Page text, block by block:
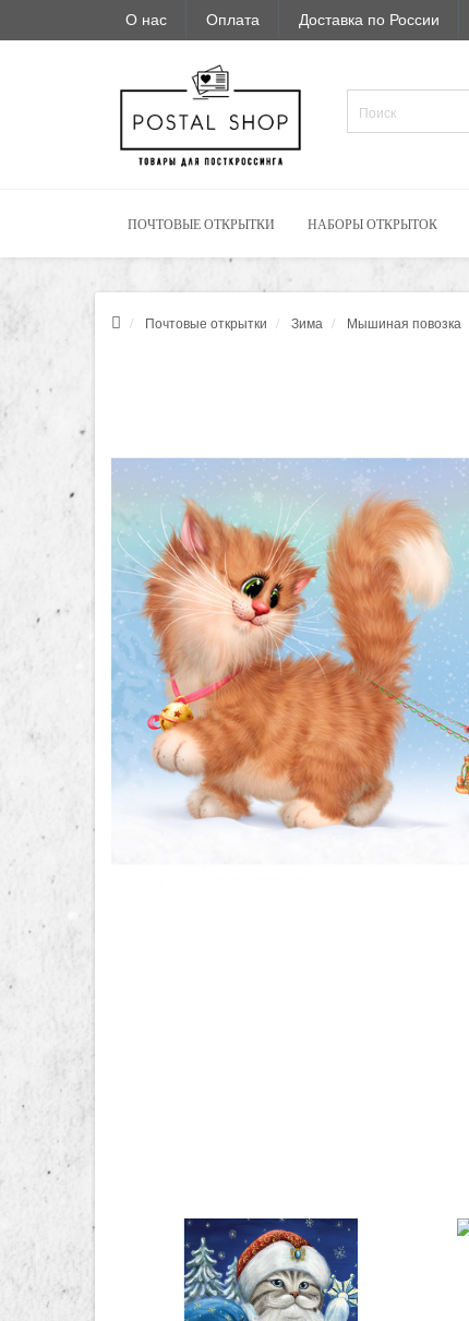
О нас Оплата Доставка по России
ПОЧТОВЫЕ ОТКРЫТКИ НАБОРЫ ОТКРЫТОК
Почтовые открытки Зима Мышиная повозка